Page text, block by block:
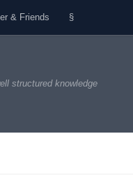
& Friends §
structured knowledge